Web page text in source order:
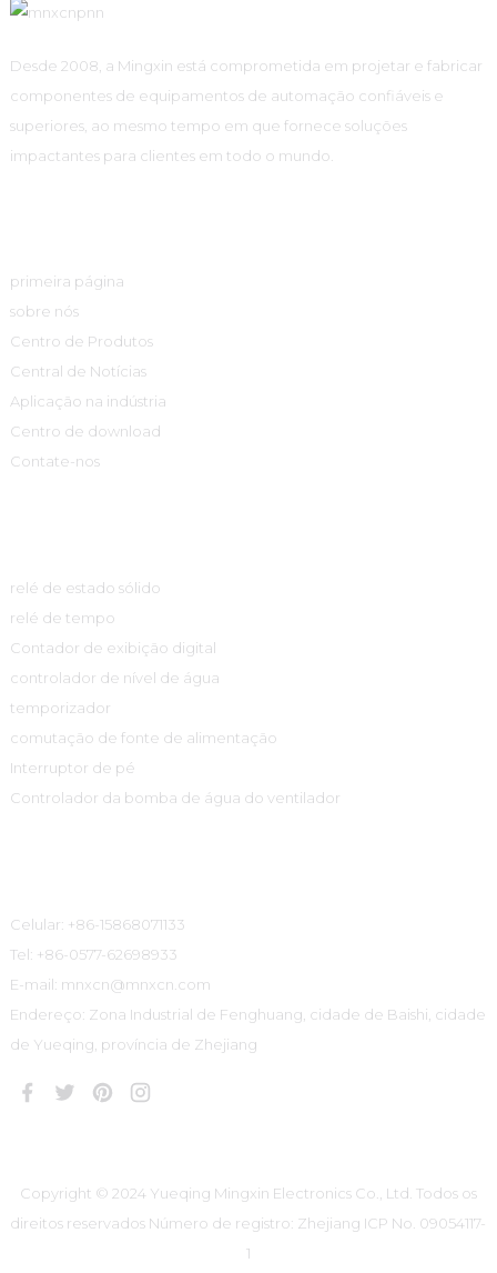
Desde 2008, a Mingxin está comprometida em projetar e fabricar
componentes de equipamentos de automação confiáveis ​​e
superiores, ao mesmo tempo em que fornece soluções
impactantes para clientes em todo o mundo.
primeira página
sobre nós
Centro de Produtos
Central de Notícias
Aplicação na indústria
Centro de download
Contate-nos
relé de estado sólido
relé de tempo
Contador de exibição digital
controlador de nível de água
temporizador
comutação de fonte de alimentação
Interruptor de pé
Controlador da bomba de água do ventilador
Celular: +86-15868071133
Tel: +86-0577-62698933
E-mail: mnxcn@mnxcn.com
Endereço: Zona Industrial de Fenghuang, cidade de Baishi, cidade
de Yueqing, província de Zhejiang
Copyright © 2024 Yueqing Mingxin Electronics Co., Ltd. Todos os
direitos reservados Número de registro: Zhejiang ICP No. 09054117-
1